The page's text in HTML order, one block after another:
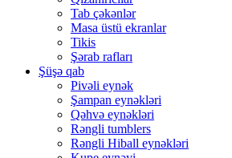
Tab çəkənlər
Masa üstü ekranlar
Tikis
Şərab rafları
Şüşə qab
Pivəli eynək
Şampan eynəkləri
Qəhvə eynəkləri
Rəngli tumblers
Rəngli Hiball eynəkləri